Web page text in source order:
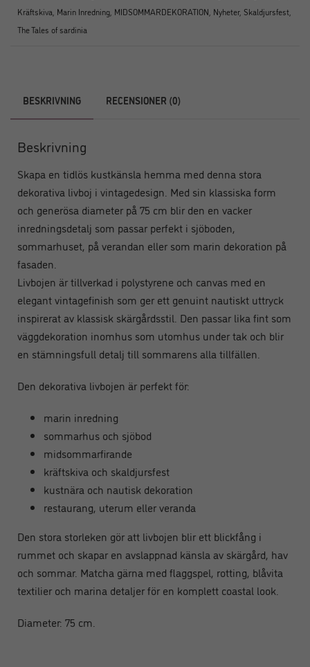
Kräftskiva Marin Inredning MIDSOMMARDEKORATION Nyheter, Skaldjursfest
The Tales of sardinia
BESKRIVNING RECENSIONER (0)
Beskrivning
Skapa en tidlös kustkänsla hemma med denna stora
dekorativa livboj i vintagedesign. Med sin klassiska form
och generösa diameter på 75 cm blir den en vacker
inredningsdetalj som passar perfekt i sjöboden,
sommarhuset, på verandan eller som marin dekoration på
fasaden.
Livbojen är tillverkad i polystyrene och canvas med en
elegant vintagefinish som ger ett genuint nautiskt uttryck
inspirerat av klassisk skärgårdsstil. Den passar lika fint som
väggdekoration inomhus som utomhus under tak och blir
en stämningsfull detalj till sommarens alla tillfällen.
Den dekorativa livbojen är perfekt för:
marin inredning
sommarhus och sjöbod
midsommarfirande
kräftskiva och skaldjursfest
kustnära och nautisk dekoration
restaurang, uterum eller veranda
Den stora storleken gör att livbojen blir ett blickfång i
rummet och skapar en avslappnad känsla av skärgård, hav
och sommar. Matcha gärna med flaggspel, rotting, blåvita
textilier och marina detaljer för en komplett coastal look.
Diameter: 75 cm.